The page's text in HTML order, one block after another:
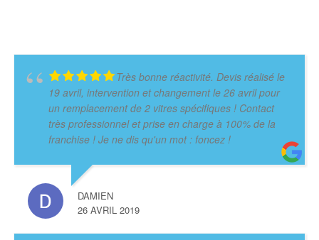
Très bonne réactivité. Devis réalisé le
19 avril, intervention et changement le 26 avril pour
un remplacement de 2 vitres spécifiques ! Contact
très professionnel et prise en charge à 100% de la
franchise ! Je ne dis qu'un mot : foncez !
DAMIEN
26 AVRIL 2019